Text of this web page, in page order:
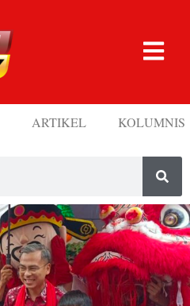
ARTIKEL KOLUMNIS